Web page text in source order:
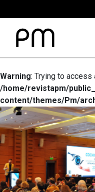
Warning: Trying to
/home/revistapm/
content/themes/Pm/